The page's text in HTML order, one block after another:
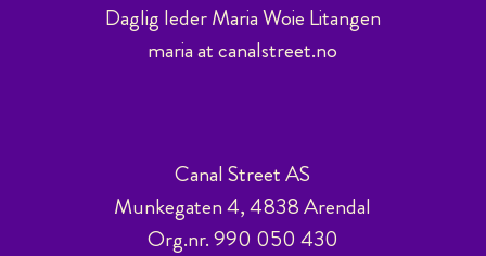
Daglig leder Maria Woie Litangen
maria at canalstreet.no
Canal Street AS
Munkegaten 4, 4838 Arendal
Org.nr. 990 050 430